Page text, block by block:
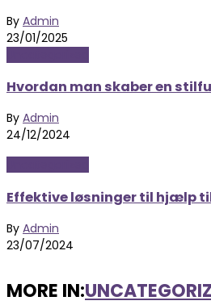
By Admin
23/01/2025
Hvordan man skaber en
By Admin
24/12/2024
Effektive løsninger til hjælp
By Admin
23/07/2024
MORE IN: